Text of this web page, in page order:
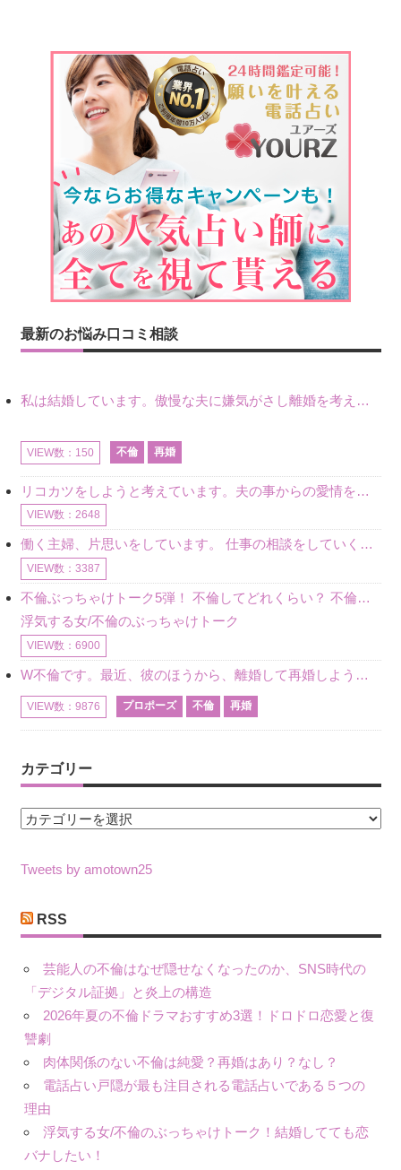
最新のお悩み口コミ相談
私は結婚しています。傲慢な夫に嫌気がさし離婚を考えていたときに、彼と出会いました。彼には恋人がいましたが、話をするうちに、夫とのことを相談するようにな
VIEW数：150 不倫 再婚
リコカツをしようと考えています。夫の事からの愛情を全く感じません。子供がいるので、子供が成長するまではと我慢しています。 まず、お金が必要だと考え、仕事の量も増やしました。ところが、夫は働かず、結局は
VIEW数：2648
働く主婦、片思いをしています。 仕事の相談をしていくうちに、彼のことを好きになりました。私には夫も子供もいます。不倫をしているわけでもなく、もちろん、この気持ちは誰にも話していません。 ラインをする関
VIEW数：3387
不倫ぶっちゃけトーク5弾！ 不倫してどれくらい？ 不倫のあれこれを、なんでもどうぞ♪♪
浮気する女/不倫のぶっちゃけトーク
VIEW数：6900
W不倫です。最近、彼のほうから、離婚して再婚しよう、と言ってきました。ハッキリいうと、そこまでは考えていませんでした。彼を好きな気持ちはあるし、彼なしの生活は考えられません。だけど、離婚して再婚すると
VIEW数：9876 プロポーズ 不倫 再婚
カテゴリー
カ
ゴ
ー
Tweets by amotown25
RSS
芸能人の不倫はなぜ隠せなくなったのか、SNS時代の
「デジタル証拠」と炎上の構造
2026年夏の不倫ドラマおすすめ3選！ドロドロ恋愛と復
讐劇
肉体関係のない不倫は純愛？再婚はあり？なし？
電話占い戸隠が最も注目される電話占いである５つの
理由
浮気する女/不倫のぶっちゃけトーク！結婚してても恋
バナしたい！